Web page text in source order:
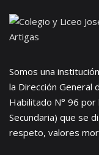
Somos una
la Dirección General
Habilitado N° 96 por
Secundaria) que se
respeto, valores